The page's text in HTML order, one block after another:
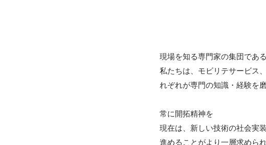
現場を知る専門家の集団である
私たちは、モビリテサービス
れぞれが専門の知識・経験を
常に開拓精神を
現在は、新しい技術の社会実
進めることがより一層求めら